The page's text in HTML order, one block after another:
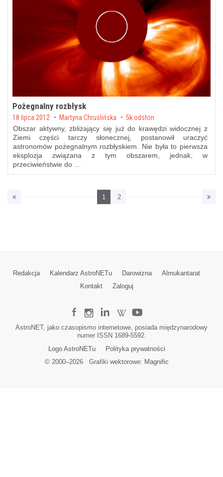
Pożegnalny rozbłysk
Posted on
18 lipca 2012 by Martyna Chruślińska 5k odsłon
Obszar aktywny, zbliżający się już do krawędzi widocznej z
Ziemi części tarczy słonecznej, postanowił uraczyć
astronomów pożegnalnym rozbłyskiem. Nie była to pierwsza
eksplozja związana z tym obszarem, jednak, w
przeciwieństwie do …
1 2
Redakcja Kalendarz AstroNETu Darowizna
Almukantarat
Kontakt
Zaloguj
AstroNET, jako czasopismo internetowe, posiada międzynarodowy
numer ISSN 1689-5592.
Logo AstroNETu
Polityka prywatności
© 2000–2026Grafiki wektorowe: Magnific